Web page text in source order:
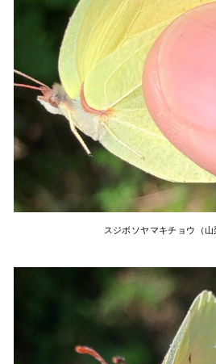
スジボソヤマキチョウ（山